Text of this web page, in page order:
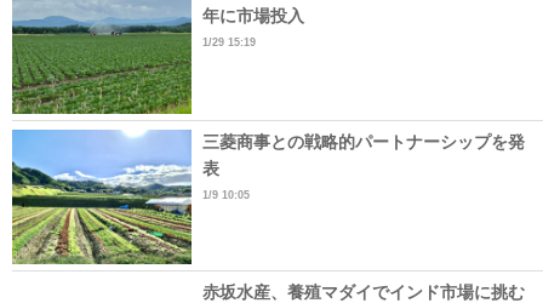
年に市場投入
1/29 15:19
三菱商事との戦略的パートナーシップを発
表
1/9 10:05
赤坂水産、養殖マダイでインド市場に挑む